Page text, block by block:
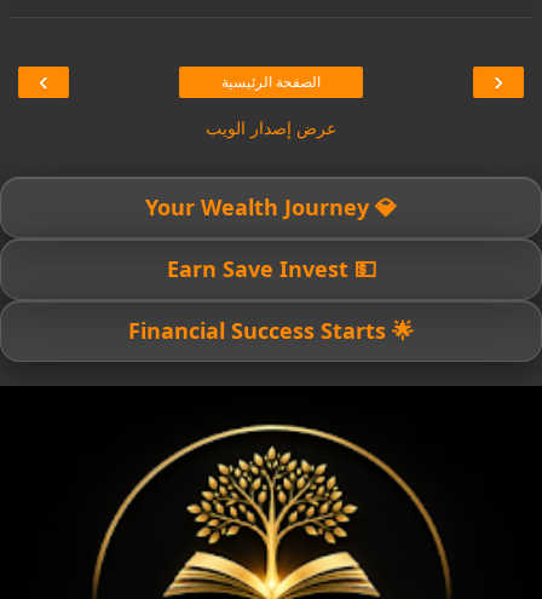
‹
› الصفحة الرئيسية
عرض إصدار الويب
💎 Your Wealth Journey
💵 Earn Save Invest
🌟 Financial Success Starts